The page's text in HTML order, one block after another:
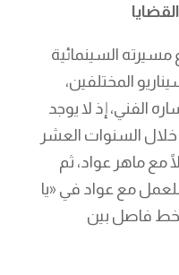
السينمائية
المختلفين،
الفني، إذ لا يوجد
السنوات العشر
مع ماهر عواد، ثم
مع عواد في «يا
خط فاصل بين